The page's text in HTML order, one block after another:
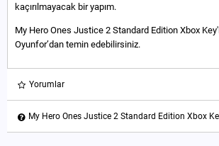
kaçırılmayacak bir yapım.
My Hero Ones Justice 2 Standard Edition Xbox
Oyunfor’dan temin edebilirsiniz.
Yorumlar
My Hero Ones Justice 2 Standard Edition Xbox